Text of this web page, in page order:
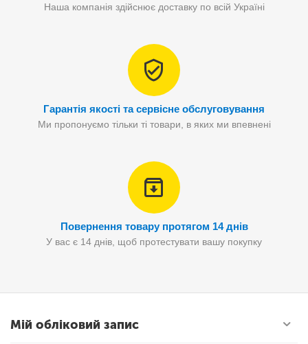
Наша компанія здійснює доставку по всій Україні
Гарантія якості та сервісне обслуговування
Ми пропонуємо тільки ті товари, в яких ми впевнені
Повернення товару протягом 14 днів
У вас є 14 днів, щоб протестувати вашу покупку
Мій обліковий запис